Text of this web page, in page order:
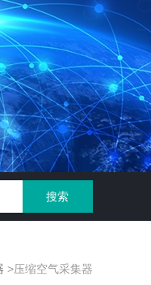
>压缩空气采集器